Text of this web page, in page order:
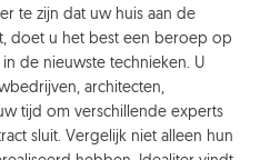
te zijn dat uw huis aan de
doet u het best een beroep op
de nieuwste technieken. U
architecten,
tijd om verschillende experts
sluit. Vergelijk niet alleen hun